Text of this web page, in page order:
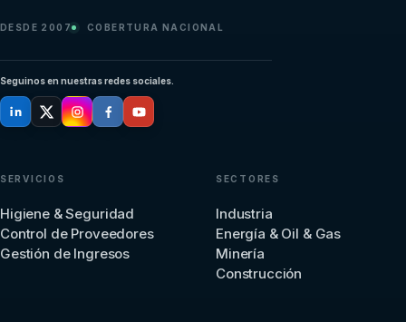
DESDE 2007 COBERTURA NACIONAL
Seguinos en nuestras redes sociales.
SERVICIOS
Higiene & Seguridad
Control de Proveedores
Gestión de Ingresos
SECTORES
Industria
Energía & Oil & Gas
Minería
Construcción